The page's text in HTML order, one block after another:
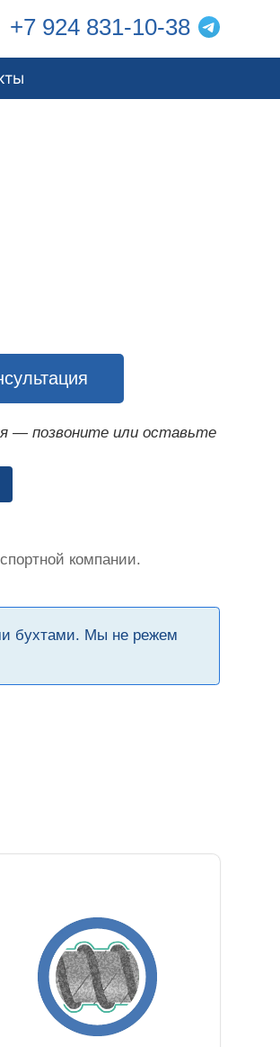
+7 924 831-10-38
— позвоните или оставьте
компании.
бухтами. Мы не режем